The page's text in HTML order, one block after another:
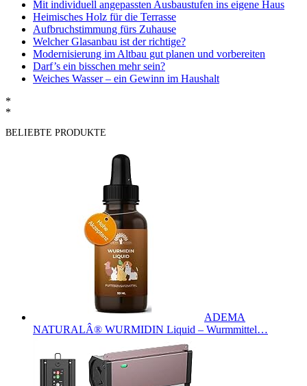
Mit individuell angepassten Ausbaustufen ins eigene Haus
Heimisches Holz für die Terrasse
Aufbruchstimmung fürs Zuhause
Welcher Glasanbau ist der richtige?
Modernisierung im Altbau gut planen und vorbereiten
Darf’s ein bisschen mehr sein?
Weiches Wasser – ein Gewinn im Haushalt
*
*
BELIEBTE PRODUKTE
ADEMA
NATURALÂ® WURMIDIN Liquid – Wurmmittel…